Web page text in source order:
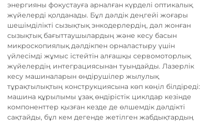
энергияны фокустауға арналған күрделі оптикалық
жүйелерді қолданады. Бұл дәлдік деңгейі жоғары
шешімділікті сызықтық энкодерлердің, дәл жонған
сызықтық бағыттаушылардың және кесу басын
микроскопиялық дәлдікпен орналастыру үшін
үйлесімді жұмыс істейтін алғашқы сервомоторлық
жүйелердің интеграциясынан туындайды. Лазерлік
кесу машиналарын өндірушілер жылулық
тұрақтылықтың конструкциясына көп көңіл білдіреді:
машина құрылымы ұзақ өндірістік циклдар кезінде
компоненттер қызған кезде де өлшемдік дәлдікті
сақтайды, бұл кем дегенде жетілген жабдықтардың